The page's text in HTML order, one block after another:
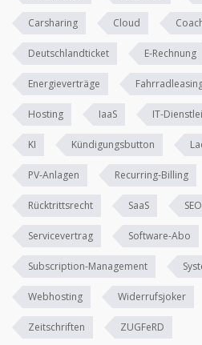
Carsharing Cloud
Deutschlandticket E-Rechnung
Energieverträge
Hosting IaaS IT-
KI Kündigungsbutton
PV-Anlagen Recurring-Billing
Rücktrittsrecht SaaS
Servicevertrag Software-Abo
Subscription-Management
Webhosting Widerrufsjoker
Zeitschriften ZUGFeRD